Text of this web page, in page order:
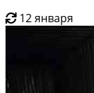
12 января